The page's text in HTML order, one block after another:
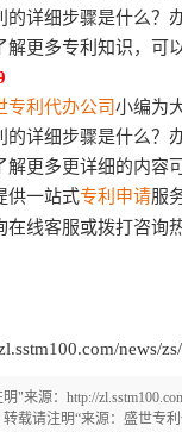
的详细步骤是什么？
解更多专利知识，可
专利代办公司小编为
的详细步骤是什么？
解更多更详细的内容
供一站式专利申请服
线客服或拨打咨询热
news/
"来源：http://
载请注明“来源：盛世专